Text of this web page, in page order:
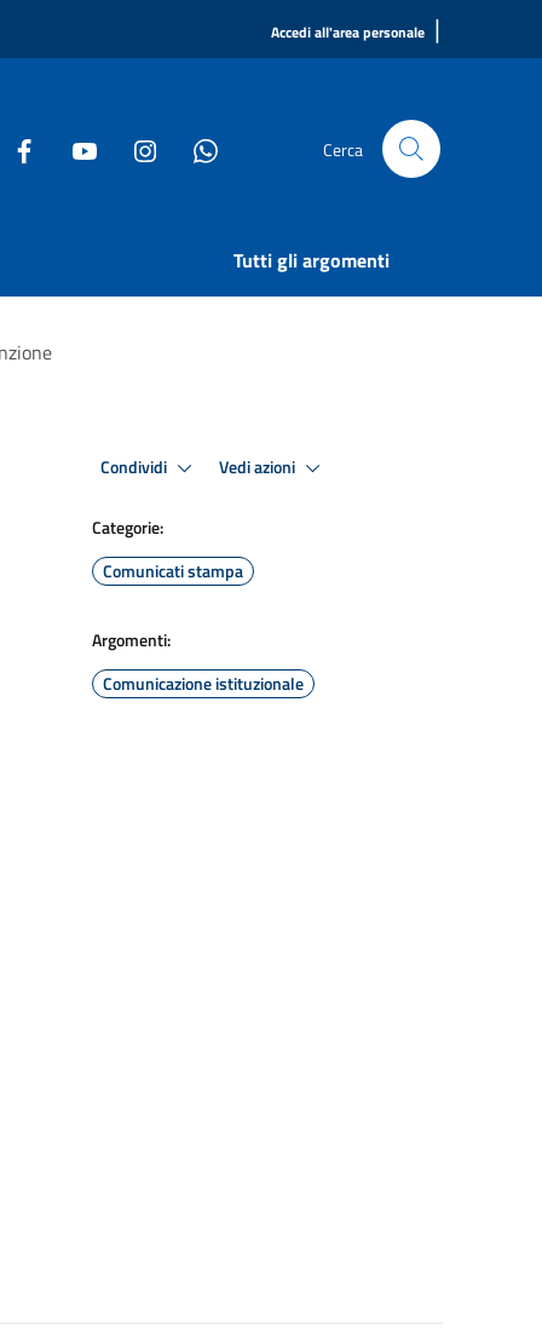
Accedi all'area personale |
Cerca
Tutti gli argomenti
Condividi Vedi azioni
Categorie:
Comunicati stampa
Argomenti:
Comunicazione istituzionale